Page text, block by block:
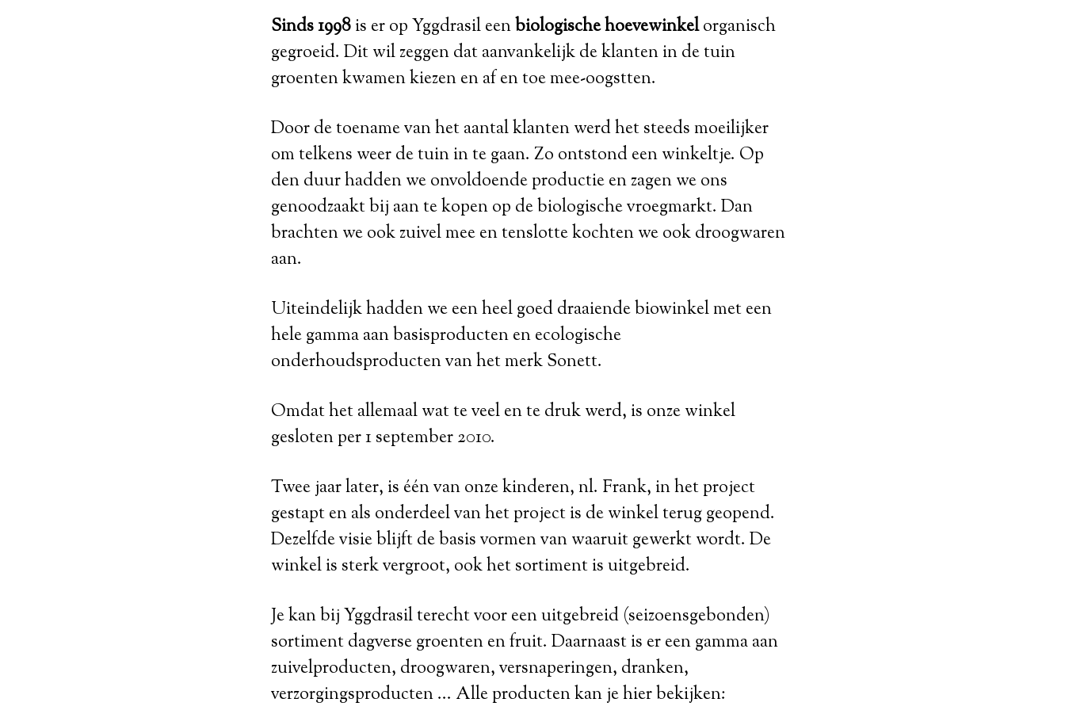
Sinds 1998is er op Yggdrasil eenbiologische hoevewinkelorganisch
gegroeid. Dit wil zeggen dat aanvankelijk de klanten in de tuin
groenten kwamen kiezen en af en toe mee-oogstten.
Door de toename van het aantal klanten werd het steeds moeilijker
om telkens weer de tuin in te gaan. Zo ontstond een winkeltje. Op
den duur hadden we onvoldoende productie en zagen we ons
genoodzaakt bij aan te kopen op de biologische vroegmarkt. Dan
brachten we ook zuivel mee en tenslotte kochten we ook droogwaren
aan.
Uiteindelijk hadden we een heel goed draaiende biowinkel met een
hele gamma aan basisproducten en ecologische
onderhoudsproducten van het merk Sonett.
Omdat het allemaal wat te veel en te druk werd, is onze winkel
gesloten per 1 september 2010.
Twee jaar later, is één van onze kinderen, nl. Frank, in het project
gestapt en als onderdeel van het project is de winkel terug geopend.
Dezelfde visie blijft de basis vormen van waaruit gewerkt wordt. De
winkel is sterk vergroot, ook het sortiment is uitgebreid.
Je kan bij Yggdrasil terecht voor een uitgebreid (seizoensgebonden)
sortiment dagverse groenten en fruit. Daarnaast is er een gamma aan
zuivelproducten, droogwaren, versnaperingen, dranken,
verzorgingsproducten ... Alle producten kan je hier bekijken: